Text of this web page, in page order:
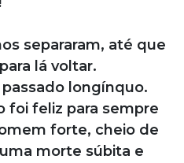
separaram, até que
lá voltar.
longínquo.
foi feliz para sempre
forte, cheio de
morte súbita e